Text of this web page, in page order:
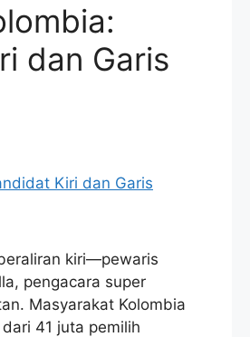
dan Garis
kiri—pewaris
pengacara super
Masyarakat Kolombia
41 juta pemilih